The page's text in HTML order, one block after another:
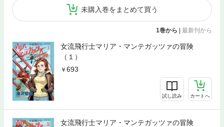
未購入巻をまとめて買う
1巻から | 最新刊から
女流飛行士マリア・マンテガッツァの冒険
（１）
693
試し読み カートへ
女流飛行士マリア・マンテガッツァの冒険